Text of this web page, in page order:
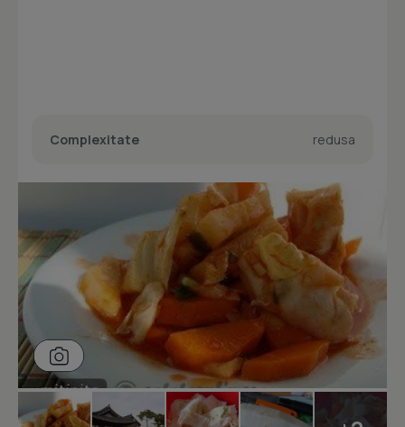
Complexitate redusa